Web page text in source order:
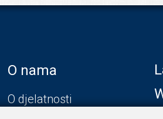
O nama
O djelatnosti